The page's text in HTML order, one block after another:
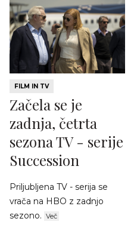
FILM IN TV
Začela se je
zadnja, četrta
sezona TV - serije
Succession
Priljubljena TV - serija se
vrača na HBO z zadnjo
sezono. Več